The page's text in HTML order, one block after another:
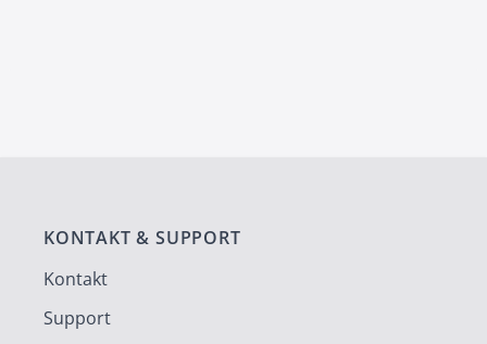
KONTAKT & SUPPORT
Kontakt
Support